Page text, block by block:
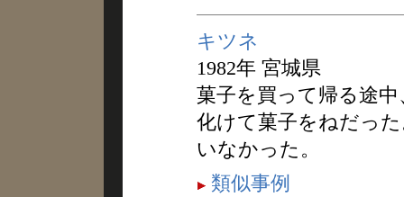
キツネ
1982年 宮城県
菓子を買って帰る途
化けて菓子をねだっ
いなかった。
類似事例